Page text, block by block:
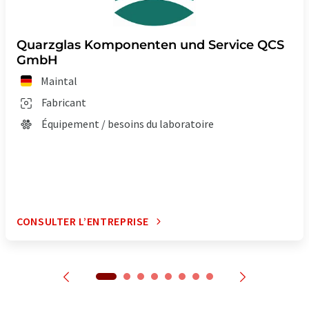
Quarzglas Komponenten und Service QCS
GmbH
Maintal
Fabricant
Équipement / besoins du laboratoire
CONSULTER L’ENTREPRISE